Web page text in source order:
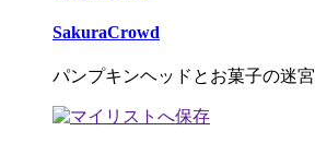
SakuraCrowd
パンプキンヘッドとお菓子の迷宮